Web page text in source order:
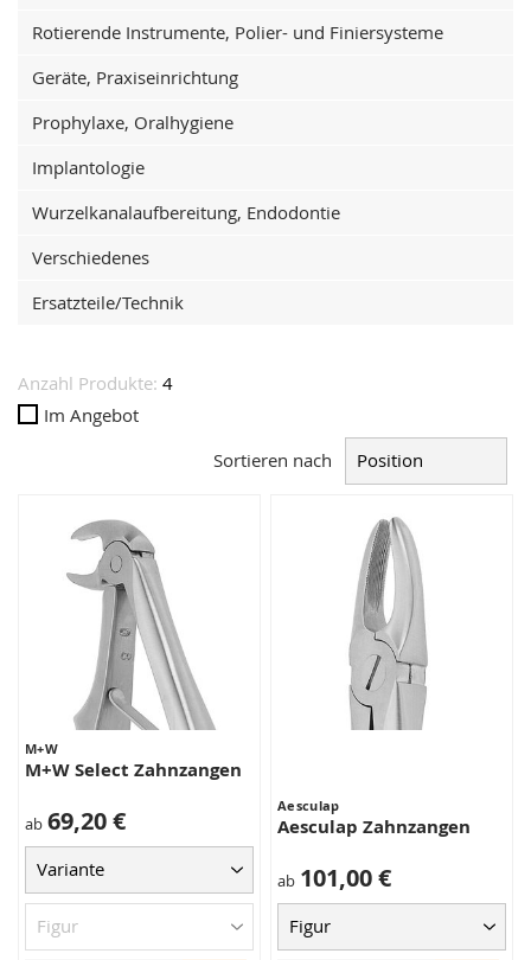
Anzahl Produkte: 4
Im Angebot
Sortieren nach
M+W
M+W Select Zahnzangen
ab 69,20 € Aesculap
Aesculap Zahnzangen
ab 101,00 €
Rotierende Instrumente, Polier- und Finiersysteme
Geräte, Praxiseinrichtung
Prophylaxe, Oralhygiene
Implantologie
Wurzelkanalaufbereitung, Endodontie
Verschiedenes
Ersatzteile/Technik